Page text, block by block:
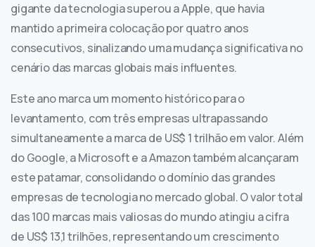
gigante da tecnologia superou a Apple, que havia
mantido a primeira colocação por quatro anos
consecutivos, sinalizando uma mudança significativa no
cenário das marcas globais mais influentes.
Este ano marca um momento histórico para o
levantamento, com três empresas ultrapassando
simultaneamente a marca de US$ 1 trilhão em valor. Além
do Google, a Microsoft e a Amazon também alcançaram
este patamar, consolidando o domínio das grandes
empresas de tecnologia no mercado global. O valor total
das 100 marcas mais valiosas do mundo atingiu a cifra
de US$ 13,1 trilhões, representando um crescimento